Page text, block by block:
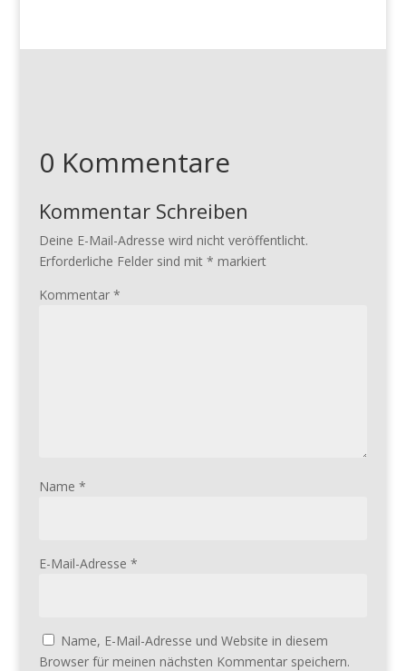
0 Kommentare
Kommentar Schreiben
Deine E-Mail-Adresse wird nicht veröffentlicht.
Erforderliche Felder sind mit * markiert
Kommentar *
Name *
E-Mail-Adresse *
Name, E-Mail-Adresse und Website in diesem
Browser für meinen nächsten Kommentar speichern.